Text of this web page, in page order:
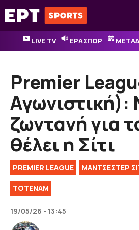
Μετάβαση
σε
περιεχόμενο
LIVE TV ΕΡΑΣΠΟΡ
Premier
Αγωνιστική):
ζωντανή για
θέλει η Σίτι
PREMIER LEAGUE ΜΑΝΤΣΕΣΤΕΡ
ΤΟΤΕΝΑΜ
19/05/26 - 13:45